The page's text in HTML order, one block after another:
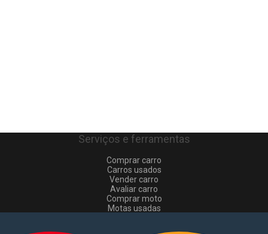
Serviços e ferramentas
Comprar carro
Carros usados
Vender carro
Avaliar carro
Comprar moto
Motas usadas